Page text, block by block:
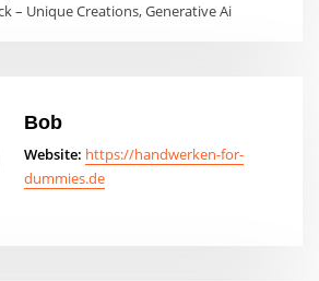
– Unique Creations, Generative Ai
Bob
Website: https://handwerken-for-
dummies.de